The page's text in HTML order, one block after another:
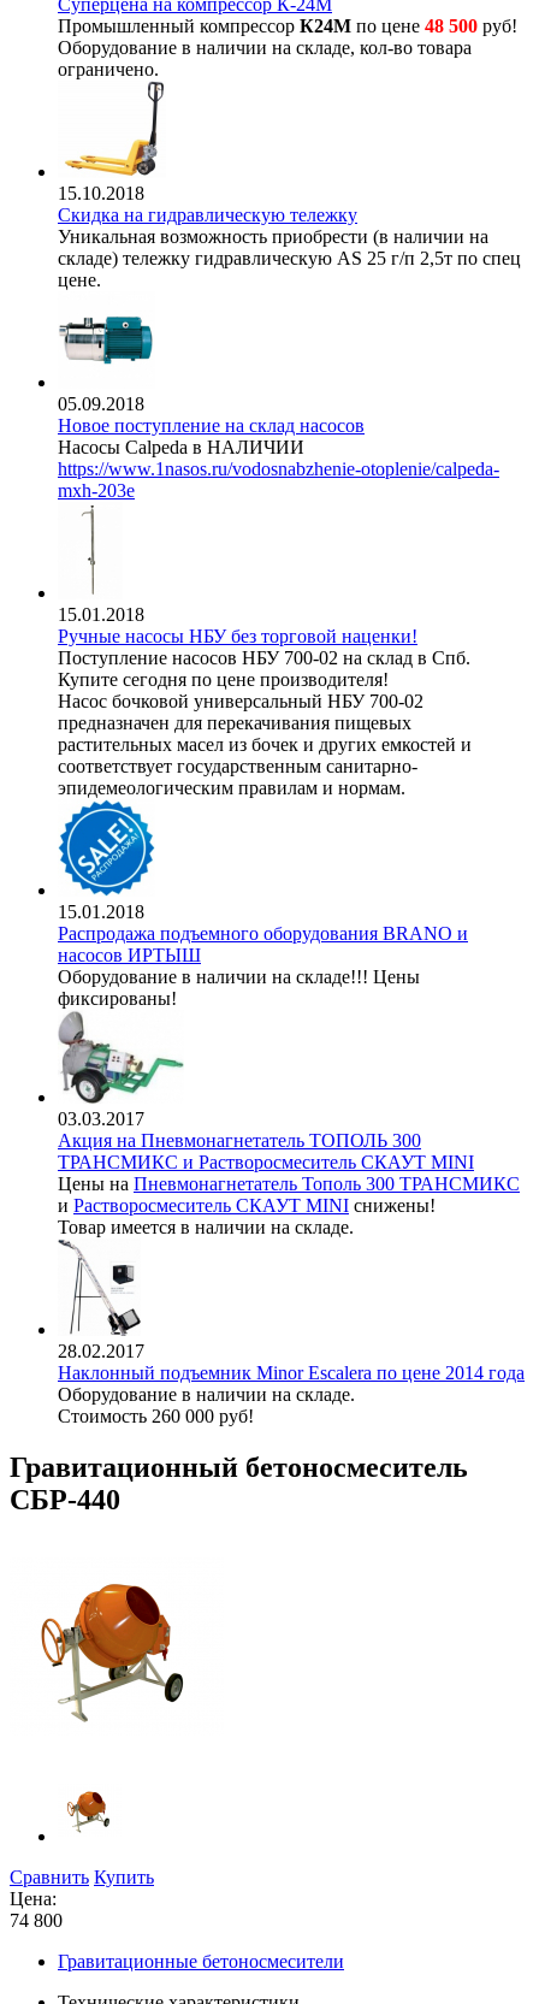
Суперцена на компрессор К-24М
Промышленный компрессор К24М по цене 48 500 руб!
Оборудование в наличии на складе, кол-во товара
ограничено.
15.10.2018
Скидка на гидравлическую тележку
Уникальная возможность приобрести (в наличии на
складе) тележку гидравлическую AS 25 г/п 2,5т по спец
цене.
05.09.2018
Новое поступление на склад насосов
Насосы Calpeda в НАЛИЧИИ
https://www.1nasos.ru/vodosnabzhenie-otoplenie/calpeda-
mxh-203e
15.01.2018
Ручные насосы НБУ без торговой наценки!
Поступление насосов НБУ 700-02 на склад в Спб.
Купите сегодня по цене производителя!
Насос бочковой универсальный НБУ 700-02
предназначен для перекачивания пищевых
растительных масел из бочек и других емкостей и
соответствует государственным санитарно-
эпидемеологическим правилам и нормам.
15.01.2018
Распродажа подъемного оборудования BRANO и
насосов ИРТЫШ
Оборудование в наличии на складе!!! Цены
фиксированы!
03.03.2017
Акция на Пневмонагнетатель ТОПОЛЬ 300
ТРАНСМИКС и Растворосмеситель СКАУТ MINI
Цены на Пневмонагнетатель Тополь 300 ТРАНСМИКС
и Растворосмеситель СКАУТ MINI снижены!
Товар имеется в наличии на складе.
28.02.2017
Наклонный подъемник Minor Escalera по цене 2014 года
Оборудование в наличии на складе.
Стоимость 260 000 руб!
Гравитационный бетоносмеситель
СБР-440
Сравнить Купить
Цена:
74 800
Гравитационные бетоносмесители